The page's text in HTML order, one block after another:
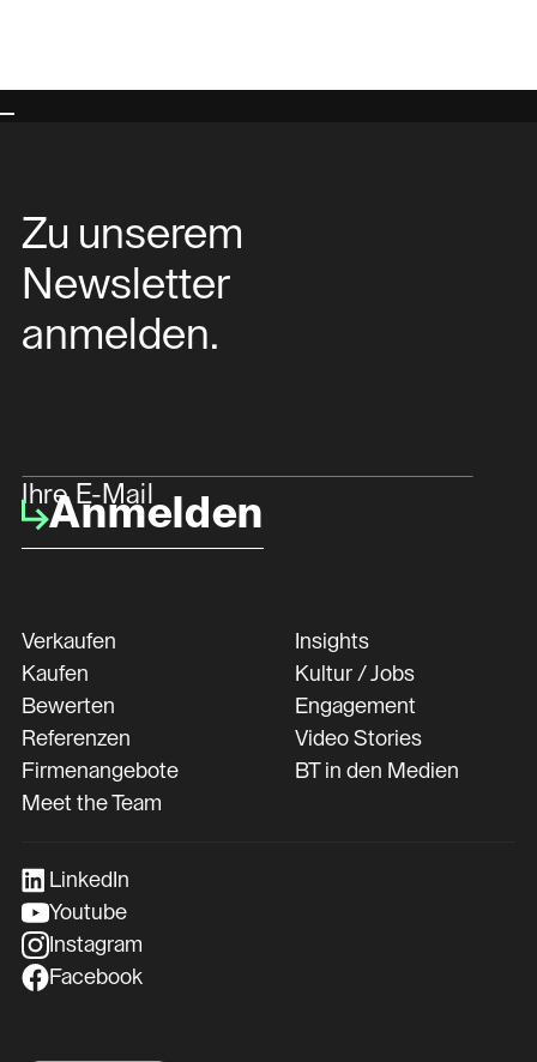
Zu unserem
Newsletter
anmelden.
Ihre E-Mail
Anmelden
Verkaufen
Kaufen
Bewerten
Referenzen
Firmenangebote
Meet the Team
Insights
Kultur / Jobs
Engagement
Video Stories
BT in den Medien
LinkedIn
Youtube
Instagram
Facebook